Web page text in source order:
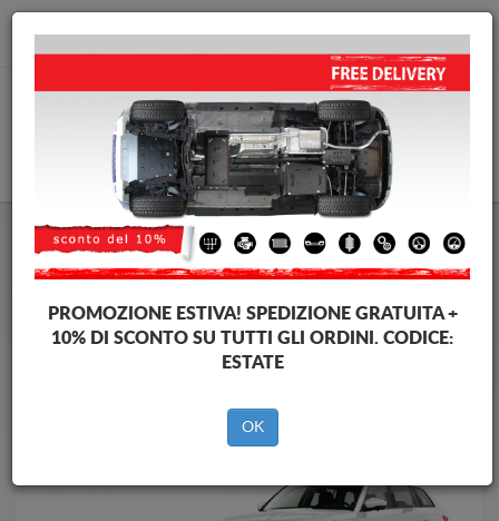
info@piastraparamotore.com
Piastra paramotore di acciaio Skoda
Piastra paramotore di acciaio Skoda Kodiaq
Brands
Brands
PROMOZIONE ESTIVA! SPEDIZIONE GRATUITA +
10% DI SCONTO SU TUTTI GLI ORDINI. CODICE:
ESTATE
OK